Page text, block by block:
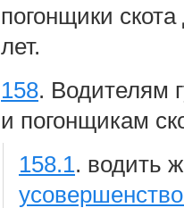
погонщики
лет.
158. Водителям
и погонщикам
158.1. водить